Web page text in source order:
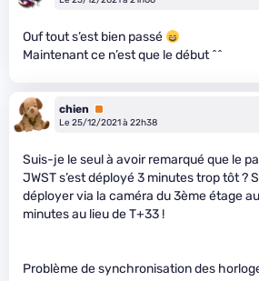
Ouf tout s’est bien passé
Maintenant ce n’est que le début ^^
chien
Premium
Le 25/12/2021 à 22h38
Suis-je le seul à avoir remarqué que le
JWST s’est déployé 3 minutes trop tôt ?
déployer via la caméra du 3ème étage
minutes au lieu de T+33 !
Problème de synchronisation des